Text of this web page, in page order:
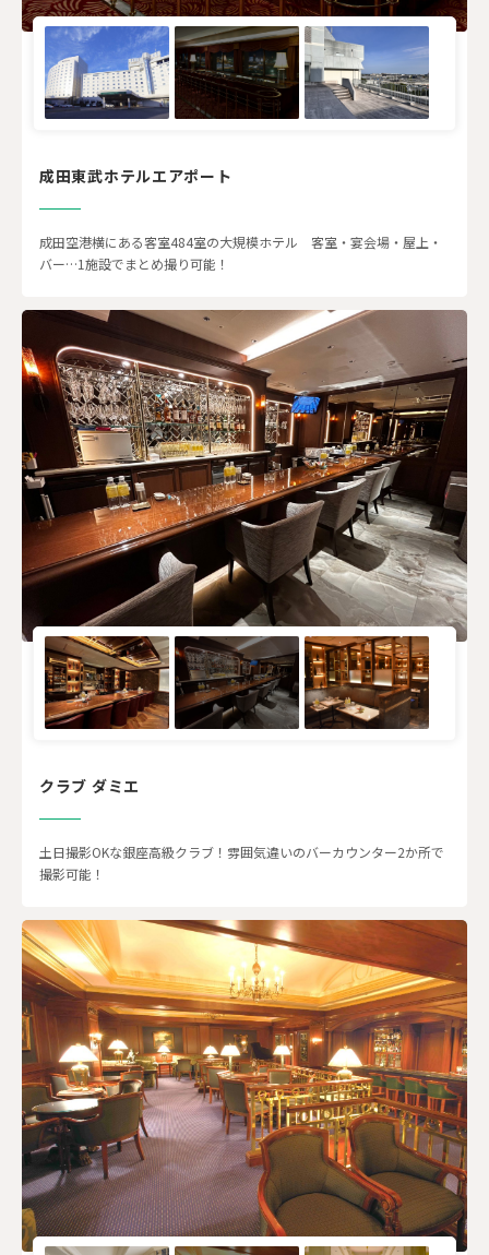
成田東武ホテルエアポート
成田空港横にある客室484室の大規模ホテル 客室・宴会場・屋上・
バー…1施設でまとめ撮り可能！
クラブ ダミエ
土日撮影OKな銀座高級クラブ！雰囲気違いのバーカウンター2か所で
撮影可能！